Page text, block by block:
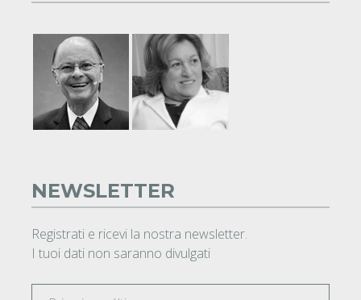
NEWSLETTER
Registrati e ricevi la nostra newsletter.
I tuoi dati non saranno divulgati